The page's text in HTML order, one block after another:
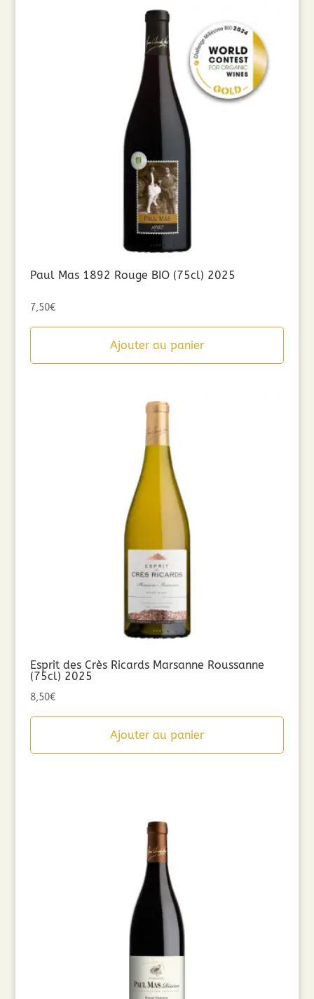
Paul Mas 1892 Rouge BIO (75cl) 2025
7,50€
Ajouter au panier
Esprit des Crès Ricards Marsanne Roussanne
(75cl) 2025
8,50€
Ajouter au panier